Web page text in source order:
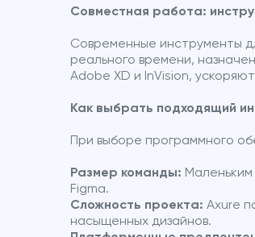
Совместная работа:
Современные инструменты
реального времени,
Adobe XD и InVision,
Как выбрать подходящий
При выборе программного
Размер команды:
Figma.
Сложность проекта: Axure
насыщенных дизайнов.